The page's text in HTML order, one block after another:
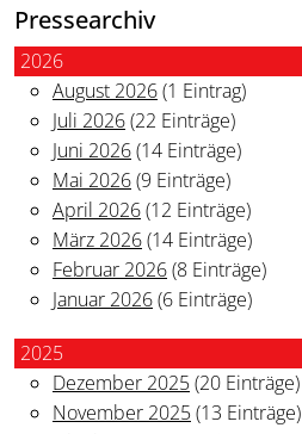
Pressearchiv
2026
August 2026(1 Eintrag)
Juli 2026(22 Einträge)
Juni 2026(14 Einträge)
Mai 2026(9 Einträge)
April 2026(12 Einträge)
März 2026(14 Einträge)
Februar 2026(8 Einträge)
Januar 2026(6 Einträge)
2025
Dezember 2025(20 Einträge)
November 2025(13 Einträge)